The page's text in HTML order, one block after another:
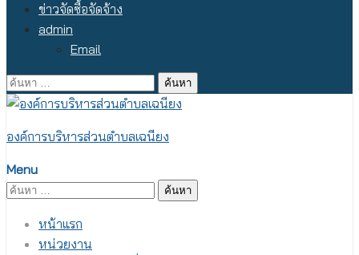
ข่าวจัดซื้อจัดจ้าง
admin
Email
ค้นหา
สำหรับ:
องค์การบริหารส่วนตำบลเฉนียง
Menu
ค้นหา
หน้าแรก
หน่วยงาน